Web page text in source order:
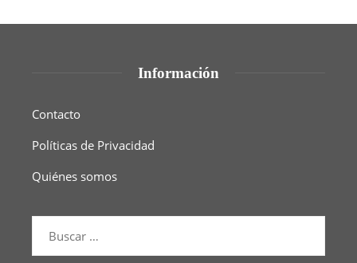
Información
Contacto
Políticas de Privacidad
Quiénes somos